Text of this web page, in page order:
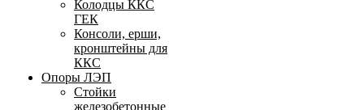
Колодцы ККС
ГЕК
Консоли, ерши,
кронштейны для
ККС
Опоры ЛЭП
Стойки
железобетонные